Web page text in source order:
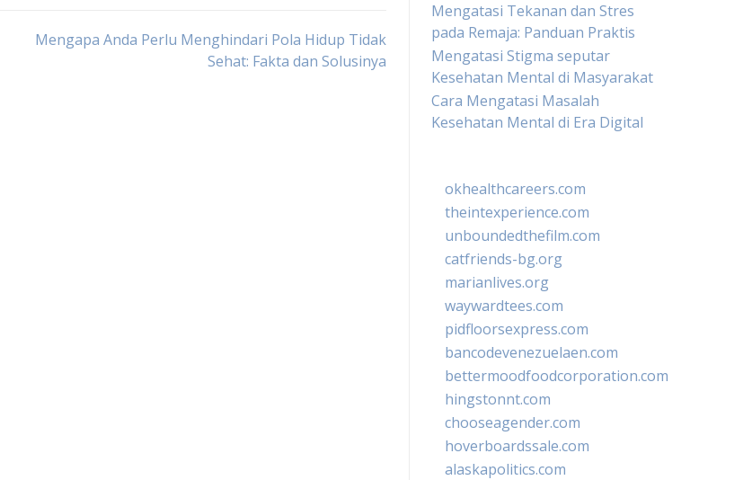
Mengapa Anda Perlu Menghindari Pola Hidup Tidak
Sehat: Fakta dan Solusinya
Mengatasi Tekanan dan Stres
pada Remaja: Panduan Praktis
Mengatasi Stigma seputar
Kesehatan Mental di Masyarakat
Cara Mengatasi Masalah
Kesehatan Mental di Era Digital
okhealthcareers.com
theintexperience.com
unboundedthefilm.com
catfriends-bg.org
marianlives.org
waywardtees.com
pidfloorsexpress.com
bancodevenezuelaen.com
bettermoodfoodcorporation.com
hingstonnt.com
chooseagender.com
hoverboardssale.com
alaskapolitics.com